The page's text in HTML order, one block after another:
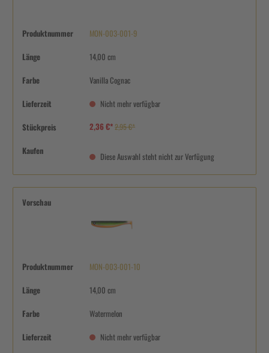
Produktnummer MON-003-001-9
Länge 14,00 cm
Farbe Vanilla Cognac
Lieferzeit Nicht mehr verfügbar
Stückpreis 2,36 €*2,95 €*
Kaufen
Diese Auswahl steht nicht zur Verfügung
Vorschau
Produktnummer MON-003-001-10
Länge 14,00 cm
Farbe Watermelon
Lieferzeit Nicht mehr verfügbar